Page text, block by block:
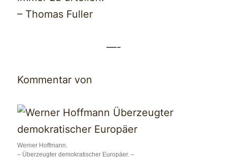
– Thomas Fuller
—-
Kommentar von
Werner Hoffmann.
– Überzeugter demokratischer Europäer. –